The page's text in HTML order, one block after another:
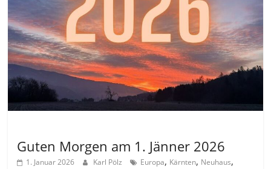
Guten Morgen am 1. Jänner 2026
1. Januar 2026 Karl Pölz Europa, Kärnten, Neuhaus,